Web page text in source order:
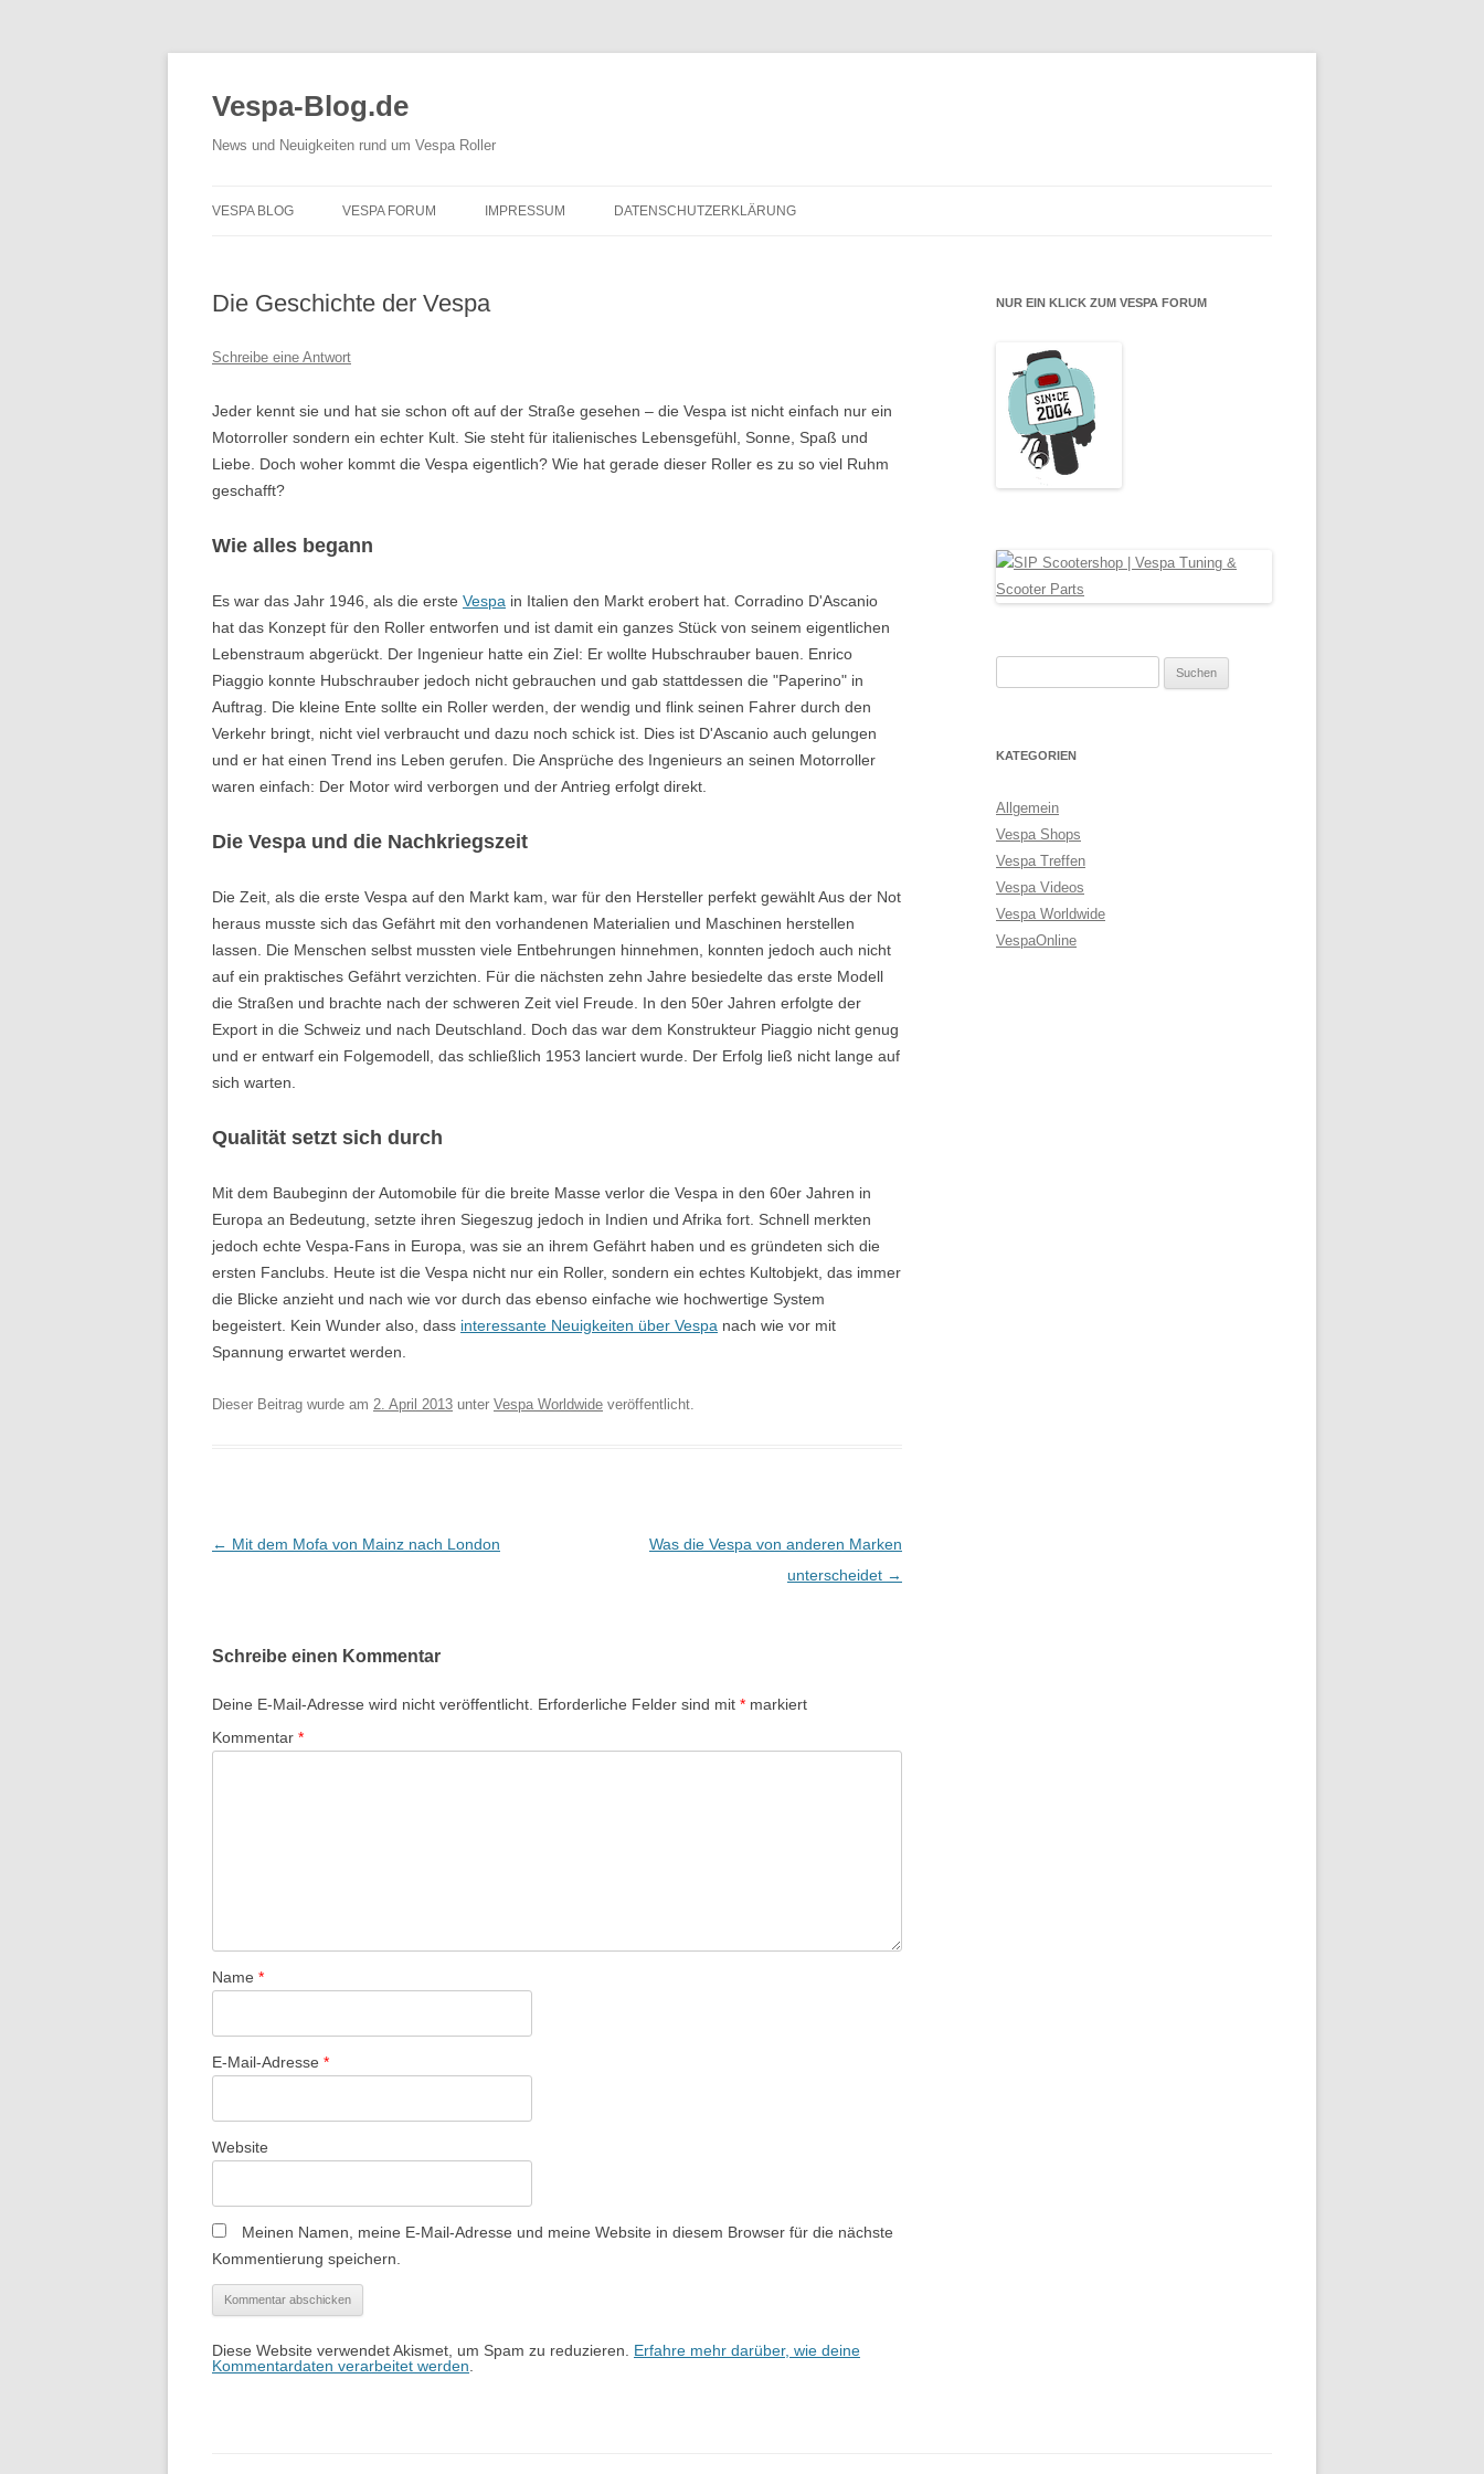
Vespa-Blog.de
News und Neuigkeiten rund um Vespa Roller
Inhalt
VESPA BLOG VESPA FORUM IMPRESSUM DATENSCHUTZERKLÄRUNG
Die Geschichte der Vespa
Schreibe eine Antwort
Jeder kennt sie und hat sie schon oft auf der Straße gesehen – die Vespa ist nicht einfach nur ein
Motorroller sondern ein echter Kult. Sie steht für italienisches Lebensgefühl, Sonne, Spaß und
Liebe. Doch woher kommt die Vespa eigentlich? Wie hat gerade dieser Roller es zu so viel Ruhm
geschafft?
Wie alles begann
Es war das Jahr 1946, als die erste Vespa in Italien den Markt erobert hat. Corradino D'Ascanio
hat das Konzept für den Roller entworfen und ist damit ein ganzes Stück von seinem eigentlichen
Lebenstraum abgerückt. Der Ingenieur hatte ein Ziel: Er wollte Hubschrauber bauen. Enrico
Piaggio konnte Hubschrauber jedoch nicht gebrauchen und gab stattdessen die "Paperino" in
Auftrag. Die kleine Ente sollte ein Roller werden, der wendig und flink seinen Fahrer durch den
Verkehr bringt, nicht viel verbraucht und dazu noch schick ist. Dies ist D'Ascanio auch gelungen
und er hat einen Trend ins Leben gerufen. Die Ansprüche des Ingenieurs an seinen Motorroller
waren einfach: Der Motor wird verborgen und der Antrieg erfolgt direkt.
Die Vespa und die Nachkriegszeit
Die Zeit, als die erste Vespa auf den Markt kam, war für den Hersteller perfekt gewählt Aus der Not
heraus musste sich das Gefährt mit den vorhandenen Materialien und Maschinen herstellen
lassen. Die Menschen selbst mussten viele Entbehrungen hinnehmen, konnten jedoch auch nicht
auf ein praktisches Gefährt verzichten. Für die nächsten zehn Jahre besiedelte das erste Modell
die Straßen und brachte nach der schweren Zeit viel Freude. In den 50er Jahren erfolgte der
Export in die Schweiz und nach Deutschland. Doch das war dem Konstrukteur Piaggio nicht genug
und er entwarf ein Folgemodell, das schließlich 1953 lanciert wurde. Der Erfolg ließ nicht lange auf
sich warten.
Qualität setzt sich durch
Mit dem Baubeginn der Automobile für die breite Masse verlor die Vespa in den 60er Jahren in
Europa an Bedeutung, setzte ihren Siegeszug jedoch in Indien und Afrika fort. Schnell merkten
jedoch echte Vespa-Fans in Europa, was sie an ihrem Gefährt haben und es gründeten sich die
ersten Fanclubs. Heute ist die Vespa nicht nur ein Roller, sondern ein echtes Kultobjekt, das immer
die Blicke anzieht und nach wie vor durch das ebenso einfache wie hochwertige System
begeistert. Kein Wunder also, dass interessante Neuigkeiten über Vespa nach wie vor mit
Spannung erwartet werden.
Dieser Beitrag wurde am 2. April 2013 unter Vespa Worldwide veröffentlicht.
B
r
a
g
g
a
i
o
← Mit dem Mofa von Mainz nach London
Was die Vespa von anderen Marken
unterscheidet →
Schreibe einen Kommentar
Deine E-Mail-Adresse wird nicht veröffentlicht. Erforderliche Felder sind mit * markiert
Kommentar *
Name *
E-Mail-Adresse *
Website
Meinen Namen, meine E-Mail-Adresse und meine Website in diesem Browser für die nächste
Kommentierung speichern.
Diese Website verwendet Akismet, um Spam zu reduzieren. Erfahre mehr darüber, wie deine
Kommentardaten verarbeitet werden
NUR EIN KLICK ZUM VESPA FORUM
KATEGORIEN
Allgemein
Vespa Shops
Vespa Treffen
Vespa Videos
Vespa Worldwide
VespaOnline